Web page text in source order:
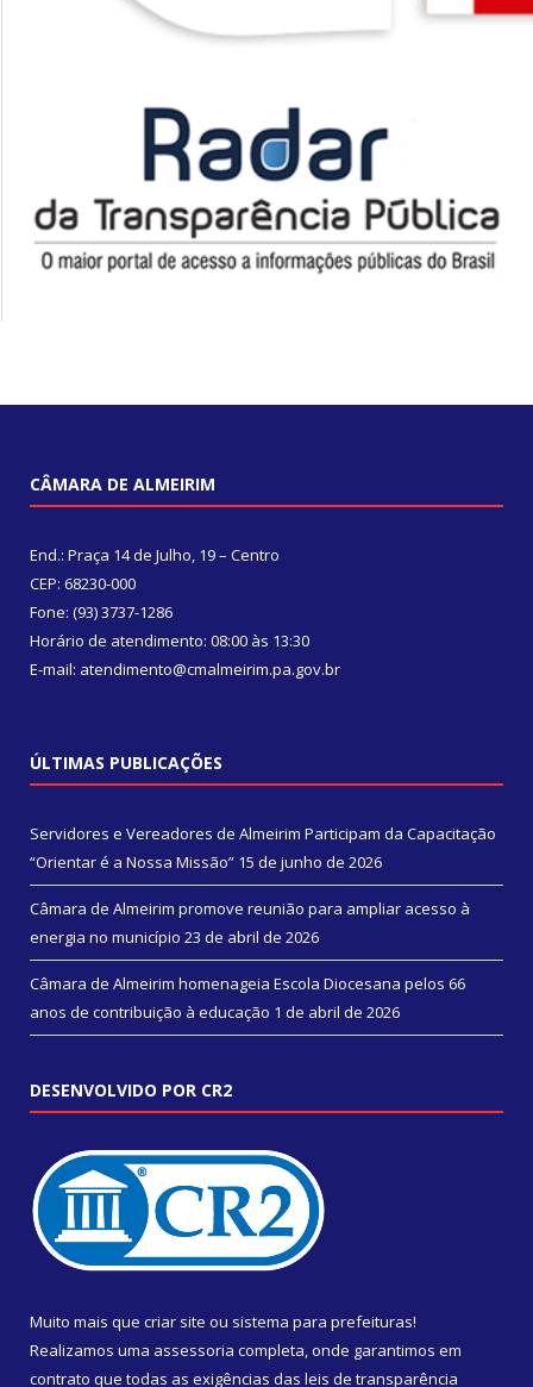
CÂMARA DE ALMEIRIM
End.: Praça 14 de Julho, 19 – Centro
CEP: 68230-000
Fone: (93) 3737-1286
Horário de atendimento: 08:00 às 13:30
E-mail: atendimento@cmalmeirim.pa.gov.br
ÚLTIMAS PUBLICAÇÕES
Servidores e Vereadores de Almeirim Participam da Capacitação
“Orientar é a Nossa Missão” 15 de junho de 2026
Câmara de Almeirim promove reunião para ampliar acesso à
energia no município 23 de abril de 2026
Câmara de Almeirim homenageia Escola Diocesana pelos 66
anos de contribuição à educação 1 de abril de 2026
DESENVOLVIDO POR CR2
Muito mais que criar site ou sistema para prefeituras!
Realizamos uma assessoria completa, onde garantimos em
contrato que todas as exigências das leis de transparência